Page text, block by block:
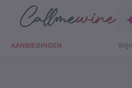
Ga direct naar de hoofdinhoud
AANBIEDINGEN